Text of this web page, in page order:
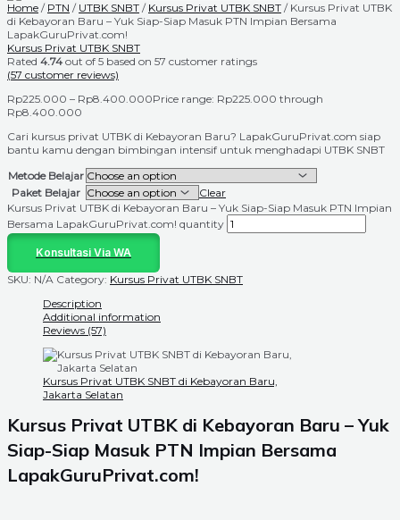
Home / PTN / UTBK SNBT / Kursus Privat UTBK SNBT / Kursus Privat UTBK
di Kebayoran Baru – Yuk Siap-Siap Masuk PTN Impian Bersama
LapakGuruPrivat.com!
Kursus Privat UTBK SNBT
Rated 4.74 out of 5 based on 57 customer ratings
(57 customer reviews)
Rp225.000 – Rp8.400.000Price range: Rp225.000 through
Rp8.400.000
Cari kursus privat UTBK di Kebayoran Baru? LapakGuruPrivat.com siap
bantu kamu dengan bimbingan intensif untuk menghadapi UTBK SNBT
Metode Belajar
Paket Belajar
Clear
Kursus Privat UTBK di Kebayoran Baru – Yuk Siap-Siap Masuk PTN Impian
Bersama LapakGuruPrivat.com! quantity
Konsultasi Via WA
SKU: N/A Category: Kursus Privat UTBK SNBT
Description
Additional information
Reviews (57)
Kursus Privat UTBK SNBT di Kebayoran Baru,
Jakarta Selatan
Kursus Privat UTBK di Kebayoran Baru – Yuk
Siap-Siap Masuk PTN Impian Bersama
LapakGuruPrivat.com!